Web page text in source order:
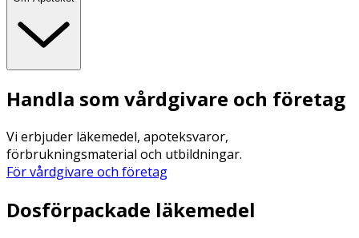
Handla som vårdgivare och företag
Vi erbjuder läkemedel, apoteksvaror,
förbrukningsmaterial och utbildningar.
För vårdgivare och företag
Dosförpackade läkemedel